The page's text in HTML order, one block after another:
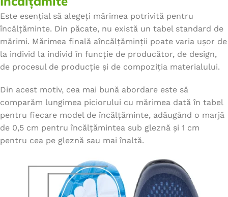
Este esențial să alegeți mărimea potrivită pentru
încălțăminte. Din păcate, nu există un tabel standard de
mărimi. Mărimea finală aîncălțăminții poate varia ușor de
la individ la individ în funcție de producător, de design,
de procesul de producție și de compoziția materialului.
Din acest motiv, cea mai bună abordare este să
comparăm lungimea piciorului cu mărimea dată în tabel
pentru fiecare model de încălțăminte, adăugând o marjă
de 0,5 cm pentru încălțămintea sub gleznă și 1 cm
pentru cea pe gleznă sau mai înaltă.